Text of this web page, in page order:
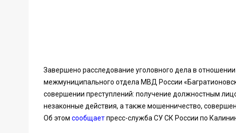
Завершено расследование уголовного дела в
межмуниципального отдела МВД России
совершении преступлений: получение должностным
незаконные действия, а также мошенничество,
Об этом сообщаетпресс-служба СУ СК России по